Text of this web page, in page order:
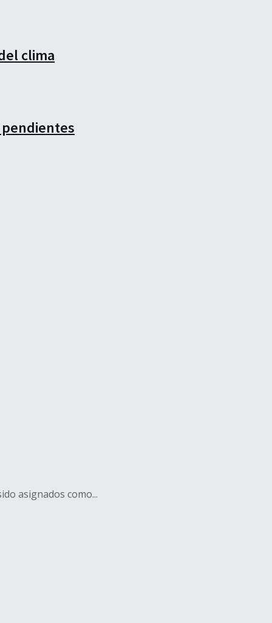
clima
pendientes
asignados como...